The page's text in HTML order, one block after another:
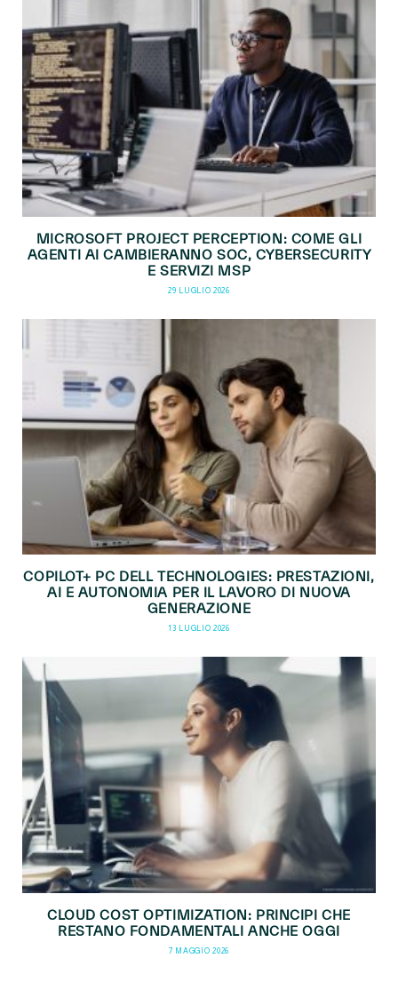
MICROSOFT PROJECT PERCEPTION: COME GLI
AGENTI AI CAMBIERANNO SOC, CYBERSECURITY
E SERVIZI MSP
29 LUGLIO 2026
COPILOT+ PC DELL TECHNOLOGIES: PRESTAZIONI,
AI E AUTONOMIA PER IL LAVORO DI NUOVA
GENERAZIONE
13 LUGLIO 2026
CLOUD COST OPTIMIZATION: PRINCIPI CHE
RESTANO FONDAMENTALI ANCHE OGGI
7 MAGGIO 2026